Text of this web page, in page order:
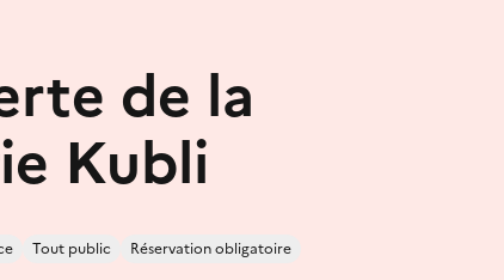
de la
Kubli
Tout public Réservation obligatoire